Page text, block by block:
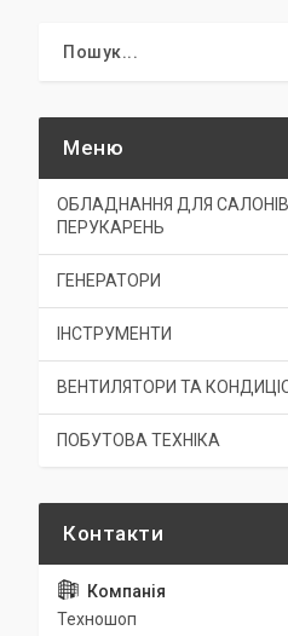
ОБЛАДНАННЯ ДЛЯ
ПЕРУКАРЕНЬ
ГЕНЕРАТОРИ
ІНСТРУМЕНТИ
ВЕНТИЛЯТОРИ ТА
ПОБУТОВА ТЕХНІКА
Техношоп